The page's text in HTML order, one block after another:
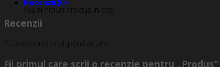
Nu ai niciun produs în coș.
Recenzii (0)
Recenzii
Nu există recenzii până acum.
Fii primul care scrii o recenzie pentru „Produs”